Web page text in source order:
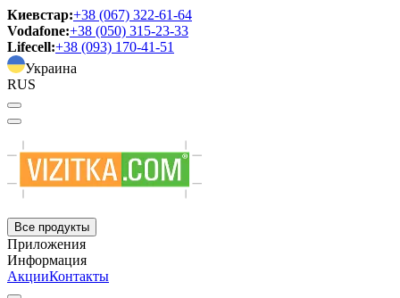
Киевстар:+38 (067) 322-61-64
Vodafone:+38 (050) 315-23-33
Lifecell:+38 (093) 170-41-51
Украина
RUS
Все продукты
Приложения
Информация
АкцииКонтакты